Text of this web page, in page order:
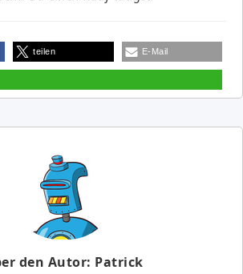
teilen E-Mail
den Autor: Patrick